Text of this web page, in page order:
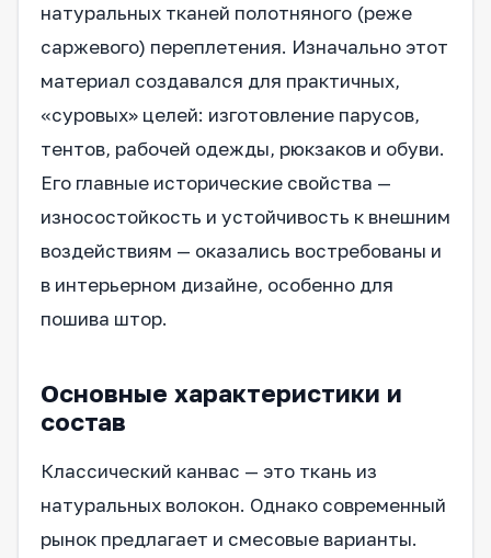
натуральных тканей полотняного (реже
саржевого) переплетения. Изначально этот
материал создавался для практичных,
«суровых» целей: изготовление парусов,
тентов, рабочей одежды, рюкзаков и обуви.
Его главные исторические свойства —
износостойкость и устойчивость к внешним
воздействиям — оказались востребованы и
в интерьерном дизайне, особенно для
пошива штор.
Основные характеристики и
состав
Классический канвас — это ткань из
натуральных волокон. Однако современный
рынок предлагает и смесовые варианты.